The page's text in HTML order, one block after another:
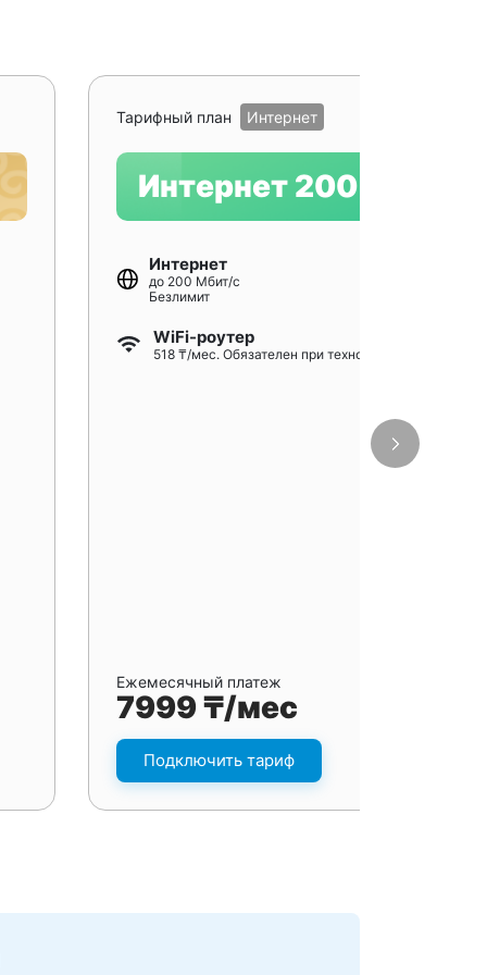
Тарифный план Интернет
Интернет 200
Интернет
до 200 Мбит/с
Безлимит
WiFi-роутер
518 ₸/мес. Обязателен при технологии GPON
Ежемесячный платеж
7999 ₸/мес
Подключить тариф